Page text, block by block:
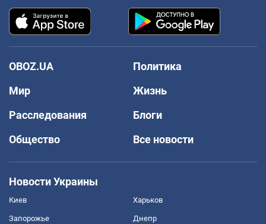
OBOZ.UA
Политика
Мир
Жизнь
Расследования
Блоги
Общество
Все новости
Новости Украины
Киев Харьков
Запорожье Днепр